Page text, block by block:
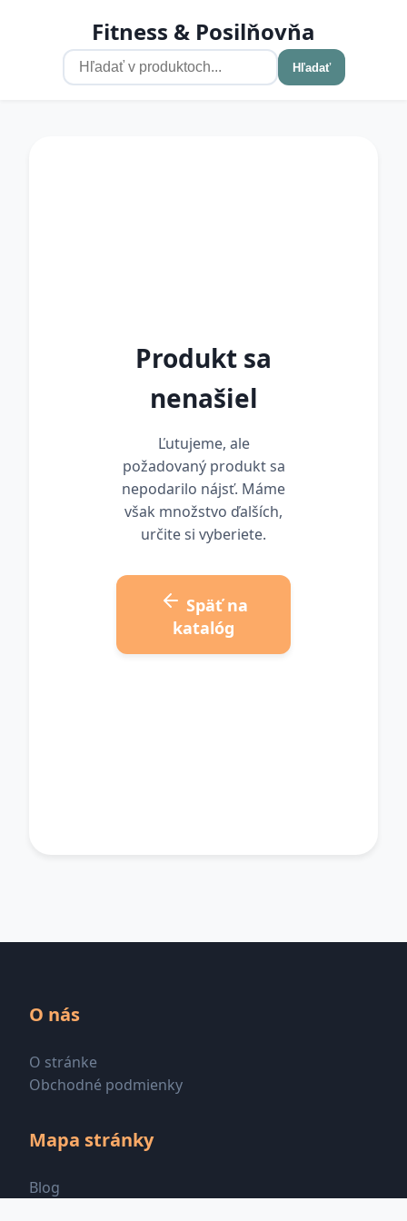
Fitness & Posilňovňa
Hľadať
Produkt sa
nenašiel
Ľutujeme, ale
požadovaný produkt sa
nepodarilo nájsť. Máme
však množstvo ďalších,
určite si vyberiete.
Späť na
katalóg
O nás
O stránke
Obchodné podmienky
Mapa stránky
Blog